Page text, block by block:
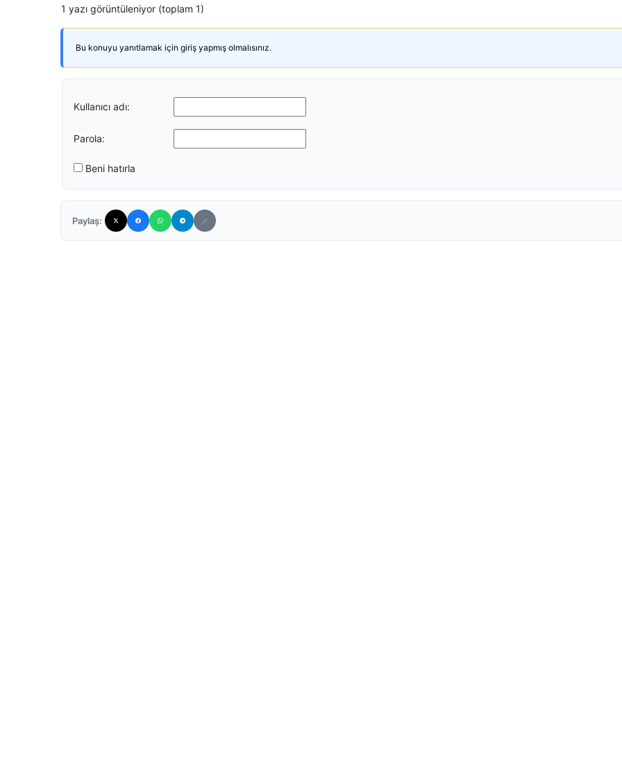
1 yazı görüntüleniyor (toplam 1)
Bu konuyu yanıtlamak için giriş yapmış olmalısınız.
Kullanıcı adı:
Parola:
Beni hatırla
Paylaş: